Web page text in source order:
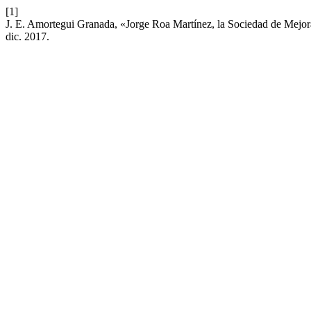
[1]
J. E. Amortegui Granada, «Jorge Roa Martínez, la Sociedad de
dic. 2017.